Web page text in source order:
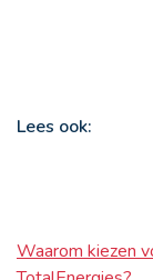
Lees ook:
Waarom kiezen